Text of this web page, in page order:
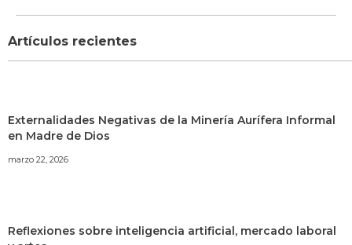
Artículos recientes
Externalidades Negativas de la Minería Aurífera Informal
en Madre de Dios
marzo 22, 2026
Reflexiones sobre inteligencia artificial, mercado laboral